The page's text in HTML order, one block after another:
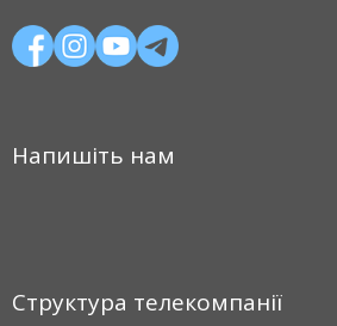
Напишіть нам
Структура телекомпанії